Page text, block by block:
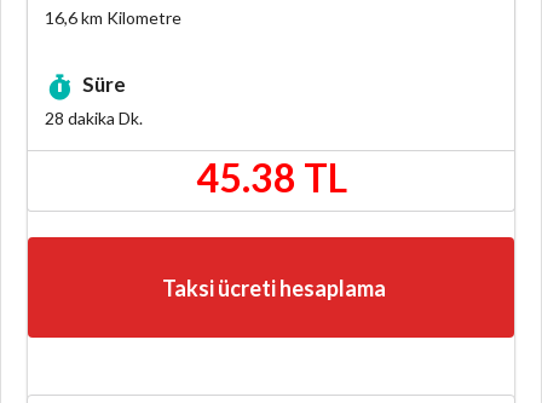
16,6 km Kilometre
Süre
28 dakika Dk.
45.38 TL
Taksi ücreti hesaplama